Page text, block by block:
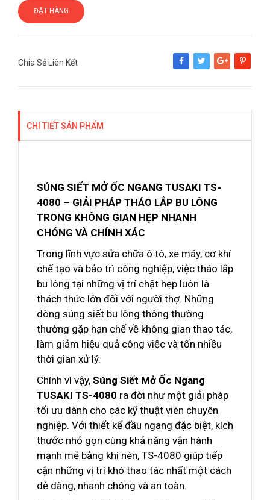
ĐẶT HÀNG
Chia Sẻ Liên Kết
Share Tweet Google+Pinterest
CHI TIẾT SẢN PHẨM
SÚNG SIẾT MỞ ỐC NGANG TUSAKI TS-
4080 – GIẢI PHÁP THÁO LẮP BU LÔNG
TRONG KHÔNG GIAN HẸP NHANH
CHÓNG VÀ CHÍNH XÁC
Trong lĩnh vực sửa chữa ô tô, xe máy, cơ khí
chế tạo và bảo trì công nghiệp, việc tháo lắp
bu lông tại những vị trí chật hẹp luôn là
thách thức lớn đối với người thợ. Những
dòng súng siết bu lông thông thường
thường gặp hạn chế về không gian thao tác,
làm giảm hiệu quả công việc và tốn nhiều
thời gian xử lý.
Chính vì vậy, Súng Siết Mở Ốc Ngang
TUSAKI TS-4080 ra đời như một giải pháp
tối ưu dành cho các kỹ thuật viên chuyên
nghiệp. Với thiết kế đầu ngang đặc biệt, kích
thước nhỏ gọn cùng khả năng vận hành
mạnh mẽ bằng khí nén, TS-4080 giúp tiếp
cận những vị trí khó thao tác nhất một cách
dễ dàng, nhanh chóng và an toàn.